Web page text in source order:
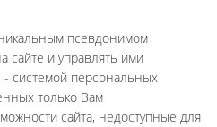
псевдонимом
сайте и управлять ими
- системой персональных
только Вам
сайта, недоступные для